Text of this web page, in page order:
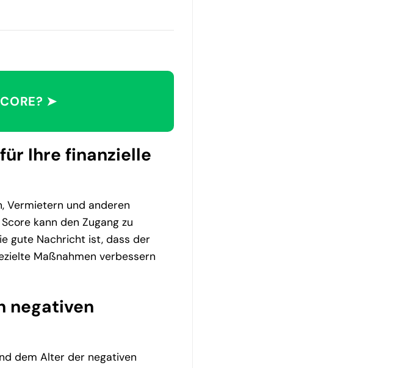
➤
Ihre finanzielle
Vermietern und anderen
kann den Zugang zu
gute Nachricht ist, dass der
Maßnahmen verbessern
negativen
dem Alter der negativen